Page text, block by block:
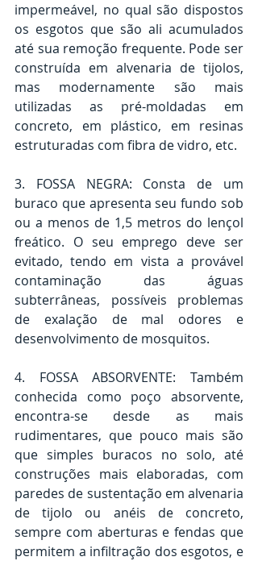
impermeável, no qual são dispostos
os esgotos que são ali acumulados
até sua remoção frequente. Pode ser
construída em alvenaria de tijolos,
mas modernamente são mais
utilizadas as pré-moldadas em
concreto, em plástico, em resinas
estruturadas com fibra de vidro, etc.
3. FOSSA NEGRA: Consta de um
buraco que apresenta seu fundo sob
ou a menos de 1,5 metros do lençol
freático. O seu emprego deve ser
evitado, tendo em vista a provável
contaminação das águas
subterrâneas, possíveis problemas
de exalação de mal odores e
desenvolvimento de mosquitos.
4. FOSSA ABSORVENTE: Também
conhecida como poço absorvente,
encontra-se desde as mais
rudimentares, que pouco mais são
que simples buracos no solo, até
construções mais elaboradas, com
paredes de sustentação em alvenaria
de tijolo ou anéis de concreto,
sempre com aberturas e fendas que
permitem a infiltração dos esgotos, e